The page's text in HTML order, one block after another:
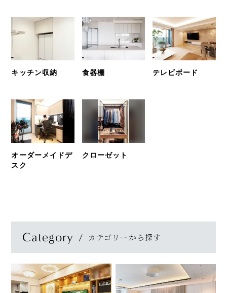
キッチン収納 食器棚 テレビボード
オーダーメイドデ
スク
クローゼット
Category カテゴリーから探す